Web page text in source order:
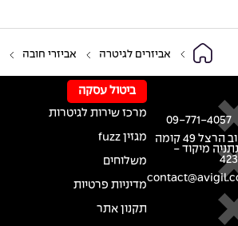
אביזרים לגיטרה אביזרי חובה
רחוב הרצל 49 קומה
מיקוד -
09-771-4057
ביטול עסקה
מרכז שירות לגיטרות
מגזין fuzz
משלוחים
מדיניות פרטיות
תקנון אתר